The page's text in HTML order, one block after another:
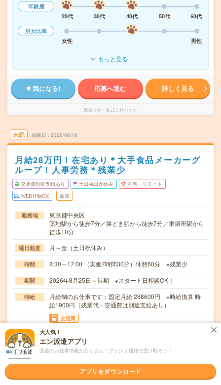
年齢層
20代
30代 40代 50代
60代
男女比率
女性
男性
もっと見る
気になる! 応募へ進む 詳しく見る
派遣会社 株式会社パソナ
未読 掲載日 2026/08/10
月給28万円！在宅あり＊大手食品メーカーグ
ループ！人事労務＊残業少
交通費別途支給あり 土日祝日が休み 在宅・リモート
WEB登録OK 派遣
勤務地
東京都中央区
築地駅から徒歩7分／勝どき駅から徒歩7分／東銀座駅から
徒歩10分
曜日頻度 月～金（土日祝休み）
時間 8:30～17:00 （実働7時間30分）休憩60分 ※残業少
期間 2026年8月25日～長期 ※スタート日相談OK！
時給
月給制のお仕事です：固定月給 288600円 ※時給換算 時
給1900円（残業代・交通費は別途支給あり）
交通費
交通費規定に基づき交通費支給
仕事内容
【大手食品メーカーグループ！人事労務のお仕事です】社
会保険・労働保険各種手続き各種データ作成・加工コ…
ブランクOK / 英語力不要
【必要なご経験】社会保険の申請や処理のご経験、給計・
大人気！
エン派遣アプリ
派遣のお仕事情報がたくさん！プッシュ通知で受け取ろう！
アプリをダウンロード